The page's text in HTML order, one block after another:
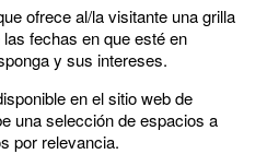
ofrece al/la visitante una grilla
fechas en que esté en
y sus intereses.
en el sitio web de
una selección de espacios a
por relevancia.